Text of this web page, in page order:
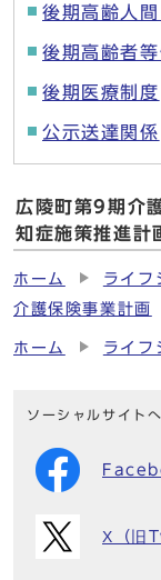
後期高齢人
後期高齢者
後期医療制度
公示送達関係
広陵町第9期介
知症施策推進計
ホーム ライフ
介護保険事業計画
ホーム ライフ
ソーシャルサイト
X（旧